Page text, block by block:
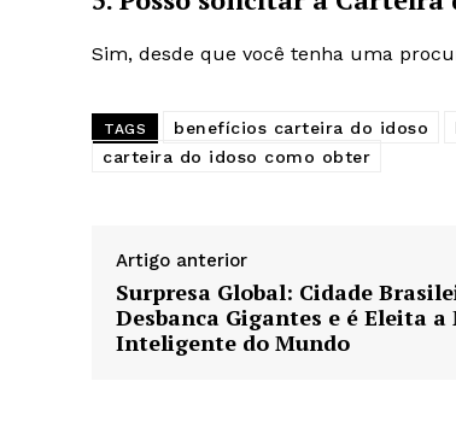
Sim, desde que você tenha uma
TAGS benefícios carteira do idoso
carteira do idoso como obter
Artigo anterior
Surpresa Global: Cidade
Desbanca Gigantes e é Eleita a
Inteligente do Mundo